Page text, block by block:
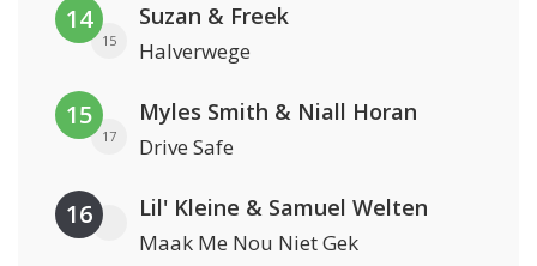
14
15
Suzan & Freek
Halverwege
15
17
Myles Smith & Niall Horan
Drive Safe
16 Lil' Kleine & Samuel Welten
Maak Me Nou Niet Gek